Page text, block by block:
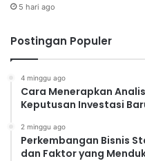
5 hari ago
Postingan Populer
4 minggu ago
Cara Menerapkan
Keputusan Investasi
2 minggu ago
Perkembangan Bisnis
dan Faktor yang